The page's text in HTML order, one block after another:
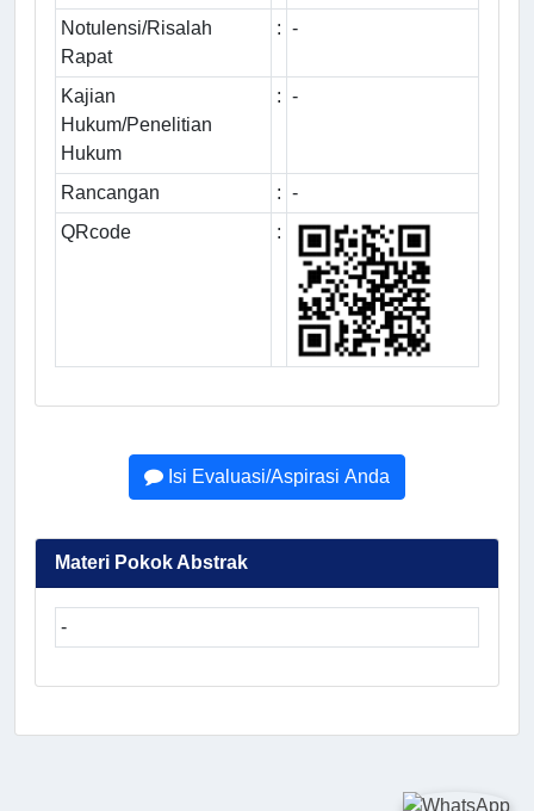
Notulensi/Risalah
Rapat
: -
Kajian
Hukum/Penelitian
Hukum
: -
Rancangan : -
QRcode
:
Isi Evaluasi/Aspirasi Anda
Materi Pokok Abstrak
-